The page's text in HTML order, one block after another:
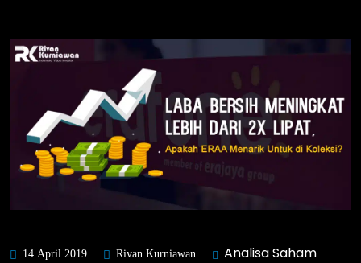
14 April 2019 Rivan Kurniawan Analisa Saham